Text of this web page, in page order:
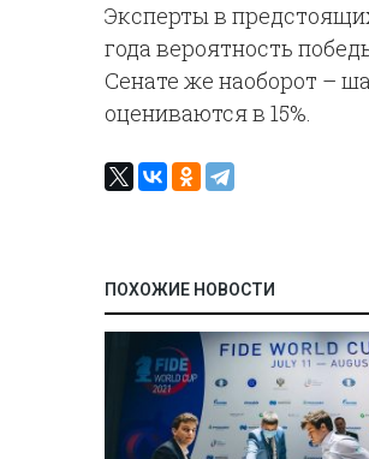
Эксперты в
года вероятность
Сенате же наоборот –
оцениваются в 15%.
ПОХОЖИЕ НОВОСТИ